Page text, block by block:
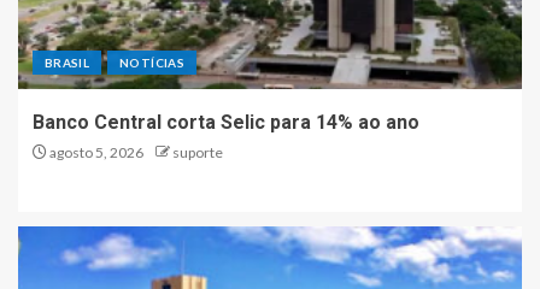
BRASIL NOTÍCIAS
Banco Central corta Selic para 14% ao ano
agosto 5, 2026 suporte